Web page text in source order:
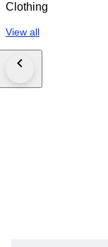
Clothing
View all